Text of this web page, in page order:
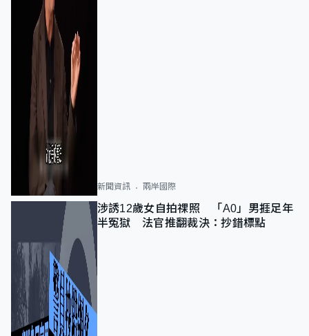
新聞資訊 兩岸國際
涉誘12歲女自拍祼照 「A0」男捱足年
半冤獄 法官推翻裁決：抄錯標點